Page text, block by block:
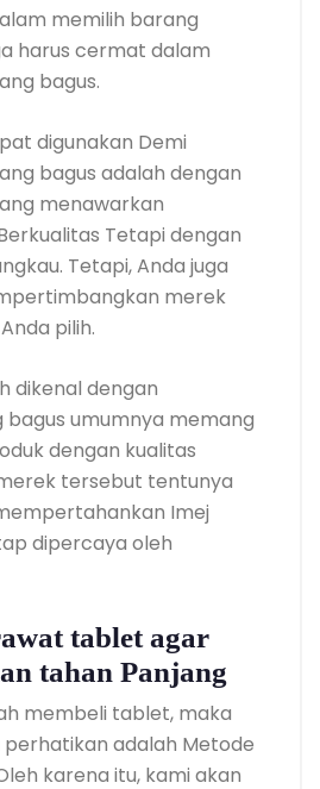
memilih barang
harus cermat dalam
bagus.
digunakan Demi
bagus adalah dengan
menawarkan
Tetapi dengan
Tetapi, Anda juga
merek
pilih.
dikenal dengan
bagus umumnya memang
dengan kualitas
tersebut tentunya
Imej
dipercaya oleh
tablet agar
tahan Panjang
membeli tablet, maka
adalah Metode
karena itu, kami akan